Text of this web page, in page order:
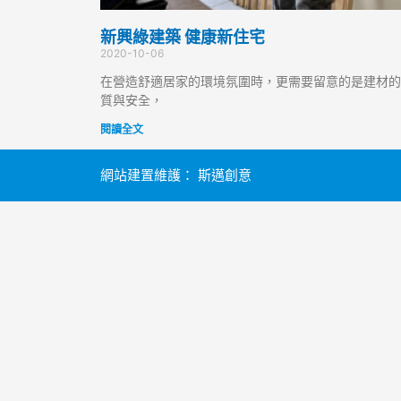
新興綠建築 健康新住宅
2020-10-06
在營造舒適居家的環境氛圍時，更需要留意的是建材
質與安全，
閱讀全文
網站建置維護： 斯邁創意